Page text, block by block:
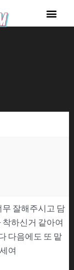
잘해주시고 담
하신거 같아여
다음에도 또 맡
여